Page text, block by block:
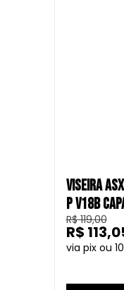
VISEIRA
P V18B
R$ 119,00
10
R$